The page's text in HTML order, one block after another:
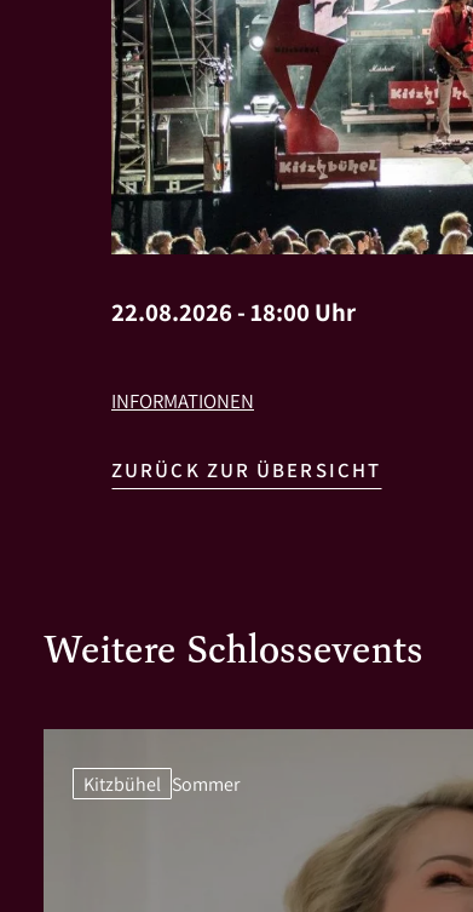
22.08.2026 - 18:00 Uhr
INFORMATIONEN
ZURÜCK ZUR ÜBERSICHT
Weitere Schlossevents
Kitzbühel Sommer